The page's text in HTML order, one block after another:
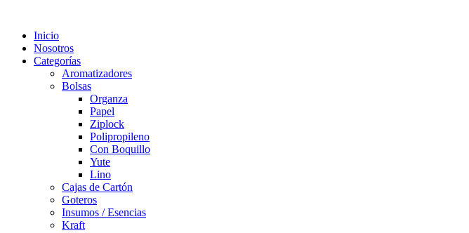
Inicio
Nosotros
Categorías
Aromatizadores
Bolsas
Organza
Papel
Ziplock
Polipropileno
Con Boquillo
Yute
Lino
Cajas de Cartón
Goteros
Insumos / Esencias
Kraft